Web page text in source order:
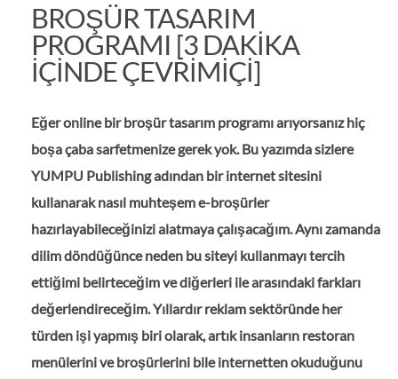
BROŞÜR TASARIM
PROGRAMI [3 DAKIKA
IÇINDE ÇEVRIMIÇI]
Eğer online bir broşür tasarım programı arıyorsanız hiç
boşa çaba sarfetmenize gerek yok. Bu yazımda sizlere
YUMPU Publishing adından bir internet sitesini
kullanarak nasıl muhteşem e-broşürler
hazırlayabileceğinizi alatmaya çalışacağım. Aynı zamanda
dilim döndüğünce neden bu siteyi kullanmayı tercih
ettiğimi belirteceğim ve diğerleri ile arasındaki farkları
değerlendireceğim. Yıllardır reklam sektöründe her
türden işi yapmış biri olarak, artık insanların restoran
menülerini ve broşürlerini bile internetten okuduğunu